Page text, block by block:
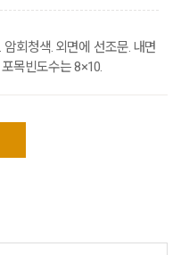
회청색. 외면에 선조문. 내면
목빈도수는 8×10.